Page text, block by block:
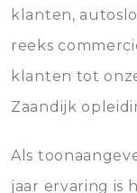
klanten,
reeks
klanten tot
Zaandijk
Als
jaar ervaring is